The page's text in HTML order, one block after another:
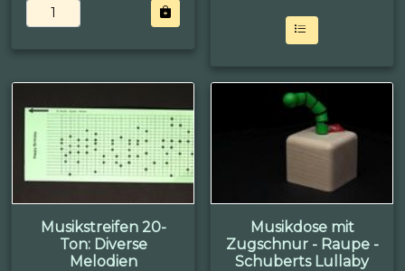
Musikstreifen 20-
Ton: Diverse
Melodien
Musikdose mit
Zugschnur - Raupe -
Schuberts Lullaby